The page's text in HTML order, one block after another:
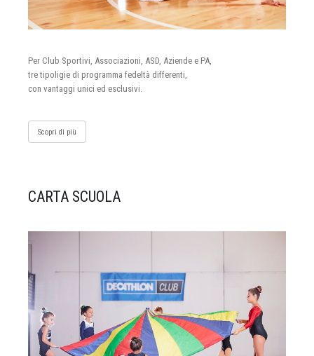
Per Club Sportivi, Associazioni, ASD, Aziende e PA,
tre tipoligie di programma fedeltà differenti,
con vantaggi unici ed esclusivi.
Scopri di più
CARTA SCUOLA